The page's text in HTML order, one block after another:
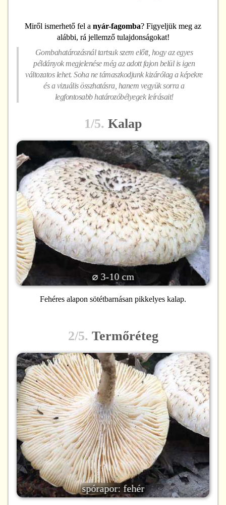
Miről ismerhető fel a nyár-fagomba? Figyeljük meg az
alábbi, rá jellemző tulajdonságokat!
Gombahatározásnál tartsuk szem előtt, hogy az egyes
példányok megjelenése még az adott fajon belül is igen
változatos lehet. Soha ne támaszkodjunk kizárólag a képekre
és a vizuális összhatásra, hanem vegyük sorra a
legfontosabb határozóbélyegek leírásait!
1/5. Kalap
Fehéres alapon sötétbarnásan pikkelyes kalap.
⌀ 3-10 cm
2/5. Termőréteg
spórapor: fehér